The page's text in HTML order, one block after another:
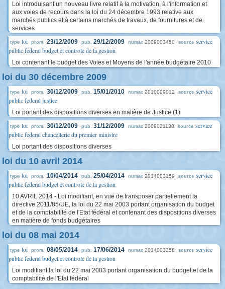
Loi introduisant un nouveau livre relatif à la motivation, à l'information et
aux voies de recours dans la loi du 24 décembre 1993 relative aux
marchés publics et à certains marchés de travaux, de fournitures et de
services
type loi prom. 23/12/2009 pub. 29/12/2009 numac 2009003450 source service
public federal budget et controle de la gestion
Loi contenant le budget des Voies et Moyens de l'année budgétaire 2010
loi du 30 décembre 2009
type loi prom. 30/12/2009 pub. 15/01/2010 numac 2010009012 source service
public federal justice
Loi portant des dispositions diverses en matière de Justice (1)
type loi prom. 30/12/2009 pub. 31/12/2009 numac 2009021138 source service
public federal chancellerie du premier ministre
Loi portant des dispositions diverses
loi du 10 avril 2014
type loi prom. 10/04/2014 pub. 25/04/2014 numac 2014003159 source service
public federal budget et controle de la gestion
10 AVRIL 2014 - Loi modifiant, en vue de transposer partiellement la
directive 2011/85/UE, la loi du 22 mai 2003 portant organisation du budget
et de la comptabilité de l'Etat fédéral et contenant des dispositions diverses
en matière de fonds budgétaires
loi du 08 mai 2014
type loi prom. 08/05/2014 pub. 17/06/2014 numac 2014003258 source service
public federal budget et controle de la gestion
Loi modifiant la loi du 22 mai 2003 portant organisation du budget et de la
comptabilité de l'Etat fédéral